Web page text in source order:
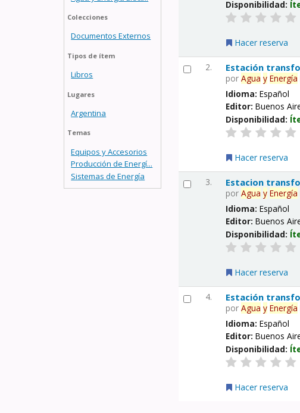
Colecciones
Documentos Externos
Tipos de ítem
Libros
Lugares
Argentina
Temas
Equipos y Accesorios
Producción de Energí...
Sistemas de Energía
Disponibilidad:
Hacer reserva
2. Estación
porAgua y Energía
Idioma:Español
Editor:Buenos
Disponibilidad:
Hacer reserva
3. Estacion
porAgua y Energía
Idioma:Español
Editor:Buenos
Disponibilidad:
Hacer reserva
4. Estación
porAgua y Energía
Idioma:Español
Editor:Buenos
Disponibilidad:
Hacer reserva